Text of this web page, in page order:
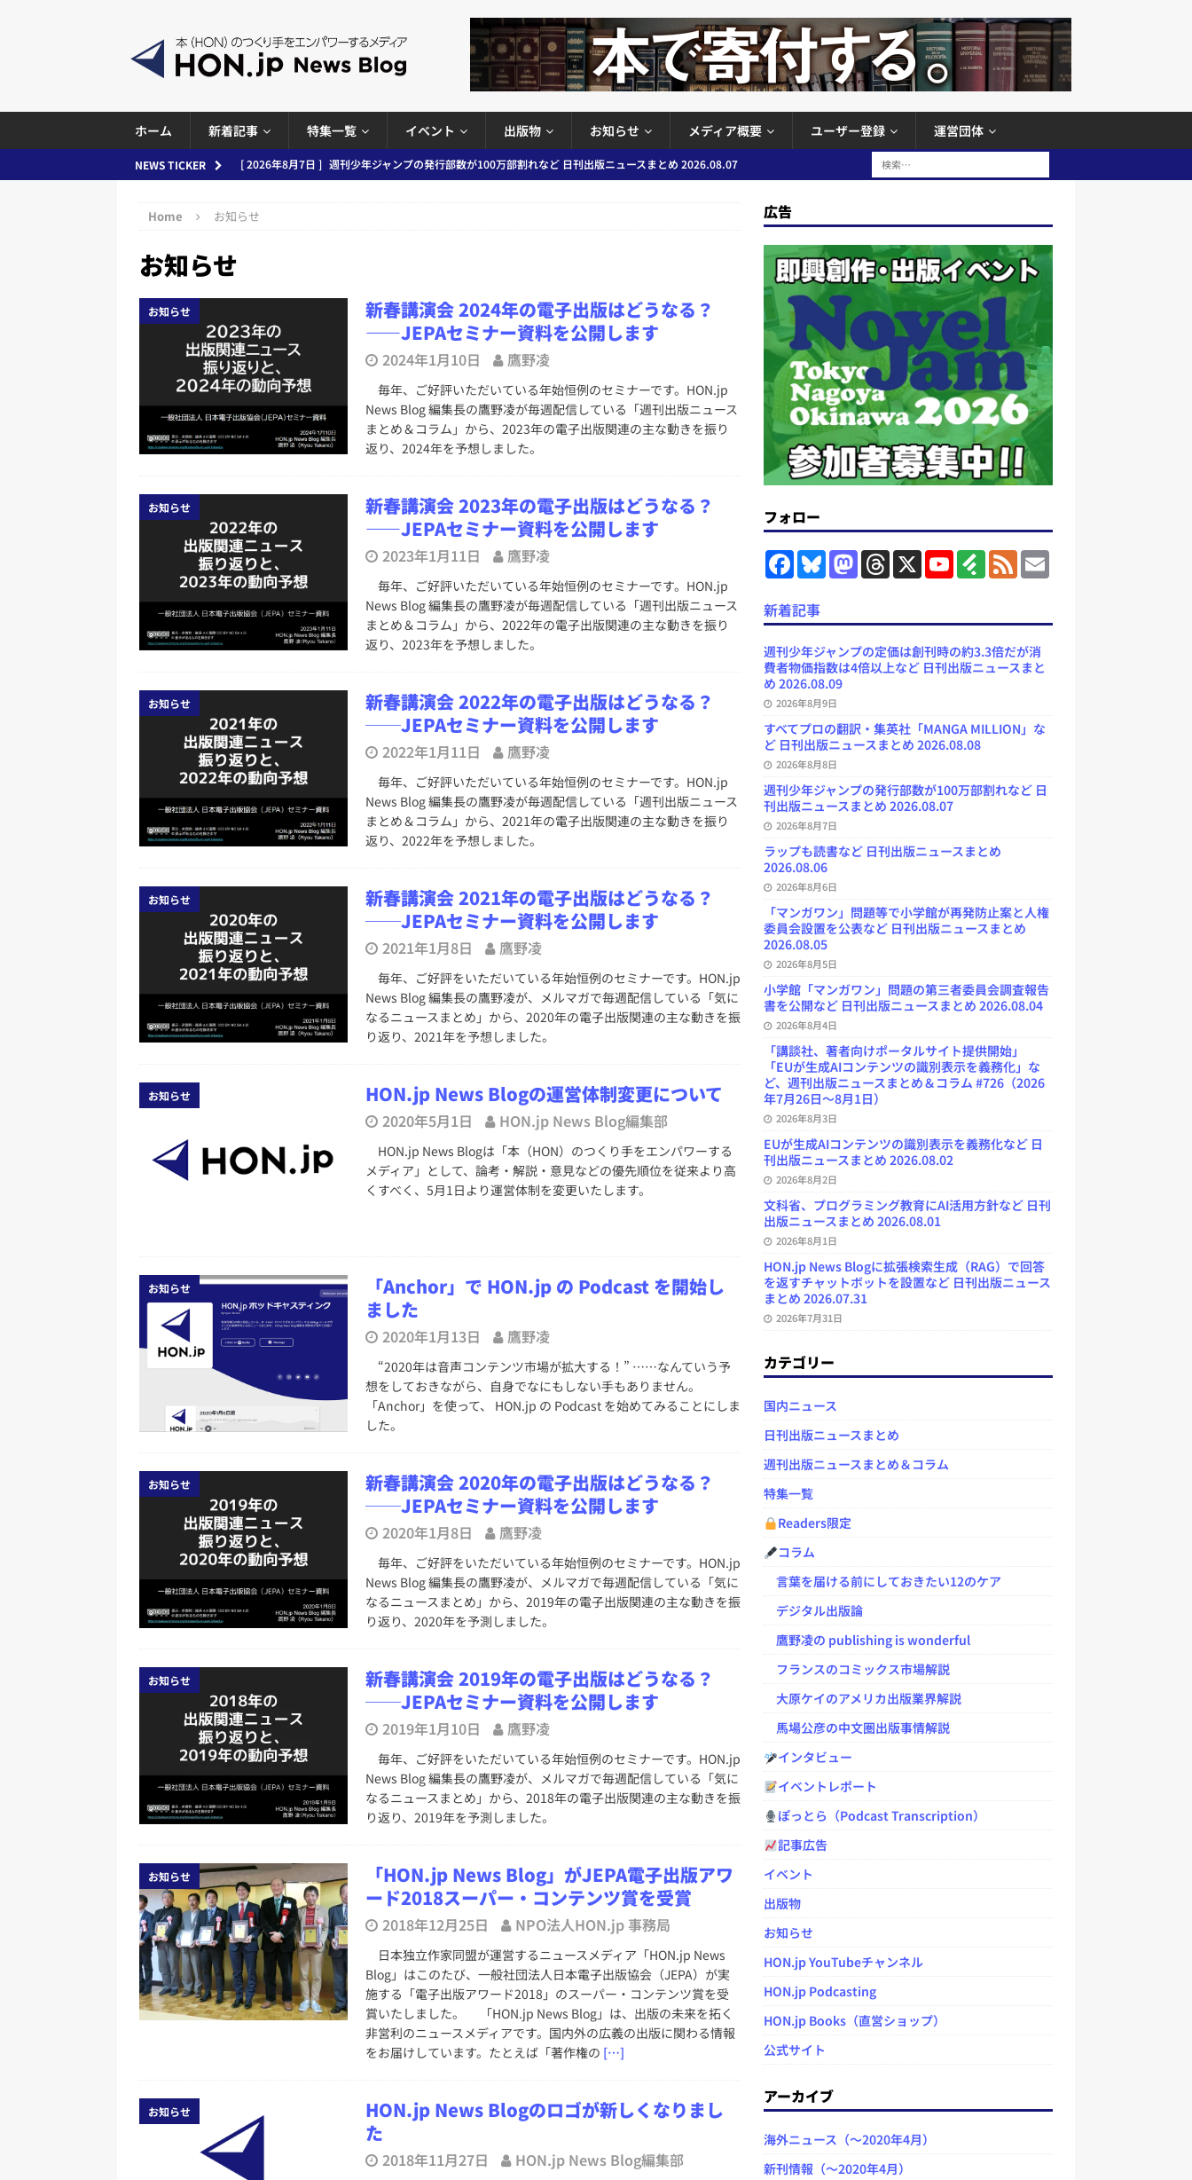
ホーム 新着記事 特集一覧 イベント 出版物 お知らせ メディア概要 ユーザー登録 運営団体
NEWS TICKER [ 2026年8月7日 ] 週刊少年ジャンプの発行部数が100万部割れなど 日刊出版ニュースまとめ 2026.08.07
[ 2026年8月6日 ]
小学館「マンガワン」問題の第三者委員会調査報告書を公開など 日刊出版ニュースまと
め 2026.08.04
日刊出版ニュースまとめ
[ 2026年8月3日 ]
務化」など、週刊出版ニュースまとめ＆コラム #726（2026年7月26日～8月1日）
週刊出版ニュースま
とめ＆コラム
日刊出版ニュースまとめ
[ 2026年8月1日 ]
文科省、プログラミング教育にAI活用方針など 日刊出版ニュースまとめ 2026.08.01
日刊出版ニュースまとめ
[ 2026年7月31日 ]
HON.jp News Blogに拡張検索生成（RAG）で回答を返すチャットボットを設置など
日刊出版ニュースまとめ 2026.07.31
日刊出版ニュースまとめ
[ 2026年8月9日 ] 週刊少年ジャンプの定価は創刊時の約3.3倍だが消費者物価指数は4倍以上など 日刊出版
すべてプロの翻訳・集英社「MANGA MILLION」など 日刊出版ニュースまとめ
2026.08.08
日刊出版ニュースまとめ
Home お知らせ
お知らせ
お知らせ
新春講演会 2024年の電子出版はどうなる？
――JEPAセミナー資料を公開します
2024年1月10日 鷹野凌
毎年、ご好評いただいている年始恒例のセミナーです。HON.jp
News Blog 編集長の鷹野凌が毎週配信している「週刊出版ニュース
まとめ＆コラム」から、2023年の電子出版関連の主な動きを振り
返り、2024年を予想しました。
お知らせ
新春講演会 2023年の電子出版はどうなる？
――JEPAセミナー資料を公開します
2023年1月11日 鷹野凌
毎年、ご好評いただいている年始恒例のセミナーです。HON.jp
News Blog 編集長の鷹野凌が毎週配信している「週刊出版ニュース
まとめ＆コラム」から、2022年の電子出版関連の主な動きを振り
返り、2023年を予想しました。
お知らせ
新春講演会 2022年の電子出版はどうなる？
──JEPAセミナー資料を公開します
2022年1月11日 鷹野凌
毎年、ご好評いただいている年始恒例のセミナーです。HON.jp
News Blog 編集長の鷹野凌が毎週配信している「週刊出版ニュース
まとめ＆コラム」から、2021年の電子出版関連の主な動きを振り
返り、2022年を予想しました。
お知らせ
新春講演会 2021年の電子出版はどうなる？
──JEPAセミナー資料を公開します
2021年1月8日 鷹野凌
毎年、ご好評をいただいている年始恒例のセミナーです。HON.jp
News Blog 編集長の鷹野凌が、メルマガで毎週配信している「気に
なるニュースまとめ」から、2020年の電子出版関連の主な動きを振
り返り、2021年を予想しました。
お知らせ HON.jp News Blogの運営体制変更について
2020年5月1日 HON.jp News Blog編集部
HON.jp News Blogは「本（HON）のつくり手をエンパワーする
メディア」として、論考・解説・意見などの優先順位を従来より高
くすべく、5月1日より運営体制を変更いたします。
お知らせ
「Anchor」で HON.jp の Podcast を開始し
ました
2020年1月13日 鷹野凌
“2020年は音声コンテンツ市場が拡大する！” ……なんていう予
想をしておきながら、自身でなにもしない手もありません。
「Anchor」を使って、 HON.jp の Podcast を始めてみることにしま
した。
お知らせ
新春講演会 2020年の電子出版はどうなる？
──JEPAセミナー資料を公開します
2020年1月8日 鷹野凌
毎年、ご好評をいただいている年始恒例のセミナーです。HON.jp
News Blog 編集長の鷹野凌が、メルマガで毎週配信している「気に
なるニュースまとめ」から、2019年の電子出版関連の主な動きを振
り返り、2020年を予測しました。
お知らせ
新春講演会 2019年の電子出版はどうなる？
──JEPAセミナー資料を公開します
2019年1月10日 鷹野凌
毎年、ご好評をいただいている年始恒例のセミナーです。HON.jp
News Blog 編集長の鷹野凌が、メルマガで毎週配信している「気に
なるニュースまとめ」から、2018年の電子出版関連の主な動きを振
り返り、2019年を予測しました。
お知らせ
「HON.jp News Blog」がJEPA電子出版アワ
ード2018スーパー・コンテンツ賞を受賞
2018年12月25日 NPO法人HON.jp 事務局
日本独立作家同盟が運営するニュースメディア「HON.jp News
Blog」はこのたび、一般社団法人日本電子出版協会（JEPA）が実
施する「電子出版アワード2018」のスーパー・コンテンツ賞を受
賞いたしました。 「HON.jp News Blog」は、出版の未来を拓く
非営利のニュースメディアです。国内外の広義の出版に関わる情報
をお届けしています。たとえば「著作権の […]
お知らせ
HON.jp News Blogのロゴが新しくなりまし
た
2018年11月27日 HON.jp News Blog編集部
広告
フォロー
F
a
e
b
o
o
k
B
l
k
M
a
d
o
n
T
h
d
s
X
Y
o
b
e
C
h
e
l
F
e
y
F
e
E
m
新着記事
週刊少年ジャンプの定価は創刊時の約3.3倍だが消
費者物価指数は4倍以上など 日刊出版ニュースまと
め 2026.08.09
2026年8月9日
すべてプロの翻訳・集英社「MANGA MILLION」な
ど 日刊出版ニュースまとめ 2026.08.08
2026年8月8日
週刊少年ジャンプの発行部数が100万部割れなど 日
刊出版ニュースまとめ 2026.08.07
2026年8月7日
ラップも読書など 日刊出版ニュースまとめ
2026.08.06
2026年8月6日
「マンガワン」問題等で小学館が再発防止案と人権
委員会設置を公表など 日刊出版ニュースまとめ
2026.08.05
2026年8月5日
小学館「マンガワン」問題の第三者委員会調査報告
書を公開など 日刊出版ニュースまとめ 2026.08.04
2026年8月4日
「講談社、著者向けポータルサイト提供開始」
「EUが生成AIコンテンツの識別表示を義務化」な
ど、週刊出版ニュースまとめ＆コラム #726（2026
年7月26日～8月1日）
2026年8月3日
EUが生成AIコンテンツの識別表示を義務化など 日
刊出版ニュースまとめ 2026.08.02
2026年8月2日
文科省、プログラミング教育にAI活用方針など 日刊
出版ニュースまとめ 2026.08.01
2026年8月1日
HON.jp News Blogに拡張検索生成（RAG）で回答
を返すチャットボットを設置など 日刊出版ニュース
まとめ 2026.07.31
2026年7月31日
カテゴリー
国内ニュース
日刊出版ニュースまとめ
週刊出版ニュースまとめ＆コラム
特集一覧
Readers限定
コラム
言葉を届ける前にしておきたい12のケア
デジタル出版論
鷹野凌の publishing is wonderful
フランスのコミックス市場解説
大原ケイのアメリカ出版業界解説
馬場公彦の中文圏出版事情解説
インタビュー
イベントレポート
ぽっとら（Podcast Transcription）
記事広告
イベント
出版物
お知らせ
HON.jp YouTubeチャンネル
HON.jp Podcasting
HON.jp Books（直営ショップ）
公式サイト
アーカイブ
海外ニュース（～2020年4月）
新刊情報（～2020年4月）